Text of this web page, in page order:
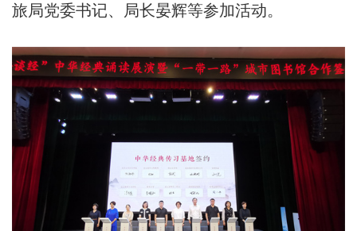
旅局党委书记、局长晏辉等参加活动。